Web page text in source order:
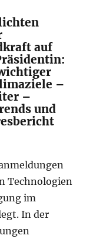
auf
–
–
und
Technologien
im
In der